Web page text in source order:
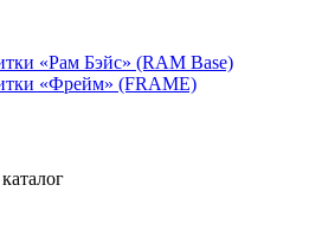
«Рам Бэйс» (RAM Base)
«Фрейм» (FRAME)